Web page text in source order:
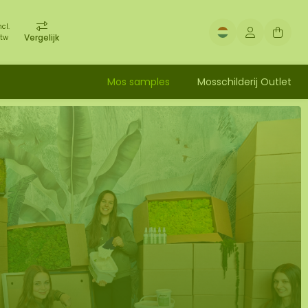
Vergelijk
Mos samples Mosschilderij Outlet